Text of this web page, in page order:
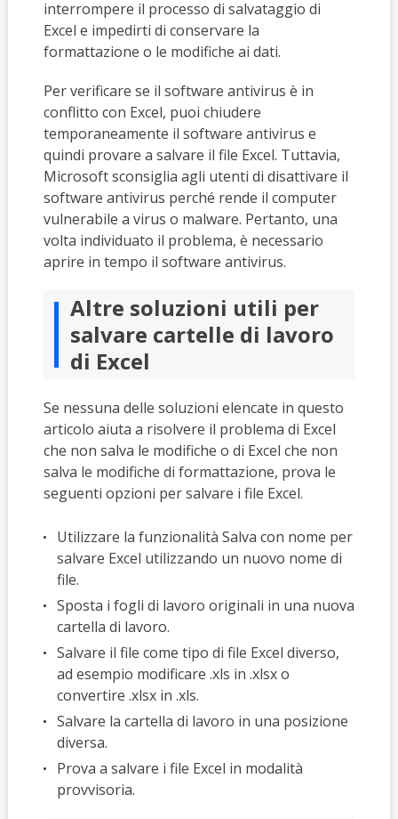
interrompere il processo di salvataggio di
Excel e impedirti di conservare la
formattazione o le modifiche ai dati.
Per verificare se il software antivirus è in
conflitto con Excel, puoi chiudere
temporaneamente il software antivirus e
quindi provare a salvare il file Excel. Tuttavia,
Microsoft sconsiglia agli utenti di disattivare il
software antivirus perché rende il computer
vulnerabile a virus o malware. Pertanto, una
volta individuato il problema, è necessario
aprire in tempo il software antivirus.
Altre soluzioni utili per
salvare cartelle di lavoro
di Excel
Se nessuna delle soluzioni elencate in questo
articolo aiuta a risolvere il problema di Excel
che non salva le modifiche o di Excel che non
salva le modifiche di formattazione, prova le
seguenti opzioni per salvare i file Excel.
Utilizzare la funzionalità Salva con nome per
salvare Excel utilizzando un nuovo nome di
file.
Sposta i fogli di lavoro originali in una nuova
cartella di lavoro.
Salvare il file come tipo di file Excel diverso,
ad esempio modificare .xls in .xlsx o
convertire .xlsx in .xls.
Salvare la cartella di lavoro in una posizione
diversa.
Prova a salvare i file Excel in modalità
provvisoria.